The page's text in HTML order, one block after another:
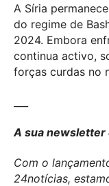
A Síria
do regime de
2024. Embora
continua activo,
forças curdas no
A sua newsletter
Com o
24notícias,